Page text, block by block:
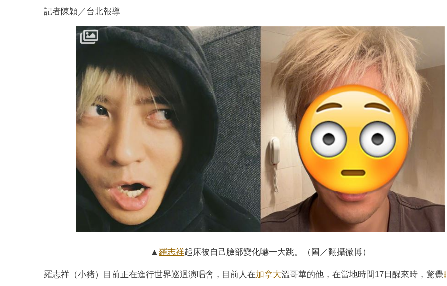
記者陳穎／台北報導
▲羅志祥起床被自己臉部變化嚇一大跳。（圖／翻攝微博）
羅志祥（小豬）目前正在進行世界巡迴演唱會，目前人在加拿大溫哥華的他，在當地時間17日醒來時，驚覺